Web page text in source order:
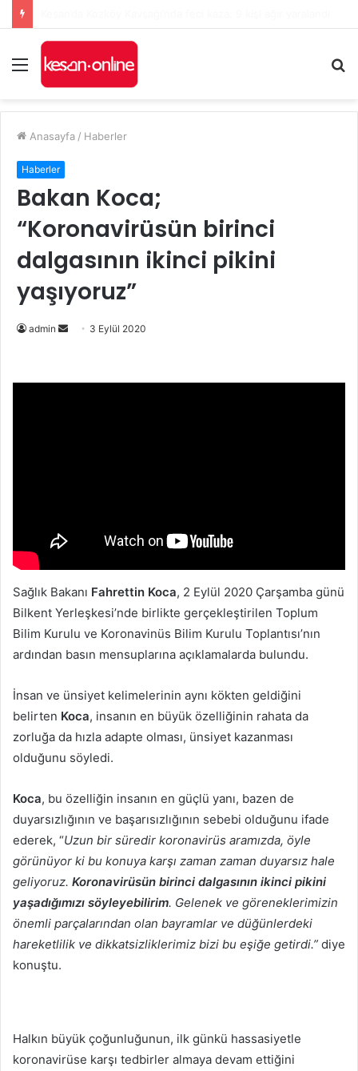
Menü
...
Anasayfa / Haberler
Haberler
Bakan Koca;
“Koronavirüsün birinci
dalgasının ikinci pikini
yaşıyoruz”
admin
Bir
göndermek
3 Eylül 2020
Sağlık Bakanı Fahrettin Koca, 2 Eylül 2020 Çarşamba günü
Bilkent Yerleşkesi’nde birlikte gerçekleştirilen Toplum
Bilim Kurulu ve Koronavinüs Bilim Kurulu Toplantısı’nın
ardından basın mensuplarına açıklamalarda bulundu.
İnsan ve ünsiyet kelimelerinin aynı kökten geldiğini
belirten Koca, insanın en büyük özelliğinin rahata da
zorluğa da hızla adapte olması, ünsiyet kazanması
olduğunu söyledi.
Koca, bu özelliğin insanın en güçlü yanı, bazen de
duyarsızlığının ve başarısızlığının sebebi olduğunu ifade
ederek, “Uzun bir süredir koronavirüs aramızda, öyle
görünüyor ki bu konuya karşı zaman zaman duyarsız hale
geliyoruz. Koronavirüsün birinci dalgasının ikinci pikini
yaşadığımızı söyleyebilirim. Gelenek ve göreneklerimizin
önemli parçalarından olan bayramlar ve düğünlerdeki
hareketlilik ve dikkatsizliklerimiz bizi bu eşiğe getirdi.” diye
konuştu.
Halkın büyük çoğunluğunun, ilk günkü hassasiyetle
koronavirüse karşı tedbirler almaya devam ettiğini